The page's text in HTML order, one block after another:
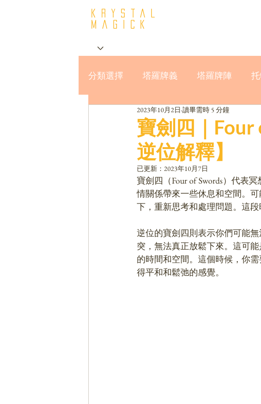
krystal
Magick
分類選擇 塔羅牌義 塔羅牌陣
星座與MBTI16型人格
寶劍四｜
逆位解釋】
2023年10月2日 讀畢需時 5 分鐘
已更新： 2023年10月7日
寶劍四（Four of Swords）代表
情關係帶來一些休息和空間。
下，重新思考和處理問題。這
逆位的寶劍四則表示你們可能
突，無法真正放鬆下來。這可
的時間和空間。這個時候，你
得平和和鬆弛的感覺。